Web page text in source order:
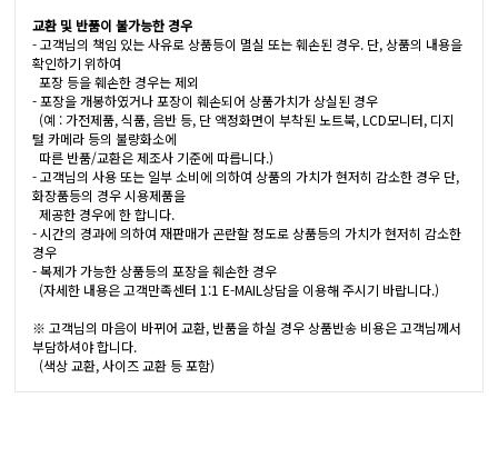
교환 및 반품이 불가능한 경우
- 고객님의 책임 있는 사유로 상품등이 멸실 또는 훼손된 경우. 단, 상품의 내용을
확인하기 위하여
포장 등을 훼손한 경우는 제외
- 포장을 개봉하였거나 포장이 훼손되어 상품가치가 상실된 경우
(예 : 가전제품, 식품, 음반 등, 단 액정화면이 부착된 노트북, LCD모니터, 디지
털 카메라 등의 불량화소에
따른 반품/교환은 제조사 기준에 따릅니다.)
- 고객님의 사용 또는 일부 소비에 의하여 상품의 가치가 현저히 감소한 경우 단,
화장품등의 경우 시용제품을
제공한 경우에 한 합니다.
- 시간의 경과에 의하여 재판매가 곤란할 정도로 상품등의 가치가 현저히 감소한
경우
- 복제가 가능한 상품등의 포장을 훼손한 경우
(자세한 내용은 고객만족센터 1:1 E-MAIL상담을 이용해 주시기 바랍니다.)
※ 고객님의 마음이 바뀌어 교환, 반품을 하실 경우 상품반송 비용은 고객님께서
부담하셔야 합니다.
(색상 교환, 사이즈 교환 등 포함)